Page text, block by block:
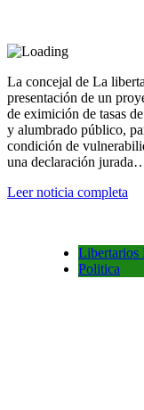
La concejal de La
presentación de un
de eximición de tasas
y alumbrado público,
condición de
una declaración
Leer noticia completa
Libertarios
Politica